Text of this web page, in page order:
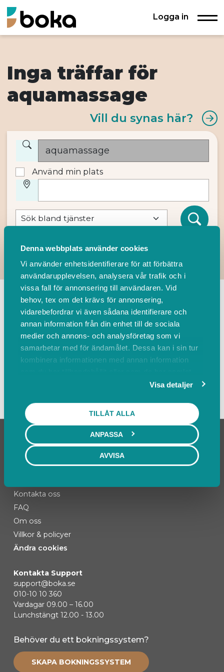
Denna webbplats använder cookies
Vi använder enhetsidentifierare för att förbättra
användarupplevelsen, analysera vår trafik och i
vissa fall för annonsering till användaren. Vid
behov, tex om det krävs för annonsering,
vidarebefordrar vi även sådana identifierare och
annan information från din enhet till de sociala
medier och annons- och analysföretag som vi
samarbetar med för ändamålet. Dessa kan i sin tur
kombinera informationen med annan information
Visa detaljer
TILLÅT ALLA
ANPASSA
AVVISA
Logga in
Använd min plats
Inga träffar för
aquamassage
Vill du synas här?
TILLBAKA
Leverantörer Events
Sortera på
Kontakta oss
FAQ
Om oss
Villkor & policyer
Ändra cookies
Kontakta Support
support@boka.se
010-10 10 360
Vardagar 09.00 – 16.00
Lunchstängt 12.00 - 13.00
Behöver du ett bokningssystem?
SKAPA BOKNINGSSYSTEM